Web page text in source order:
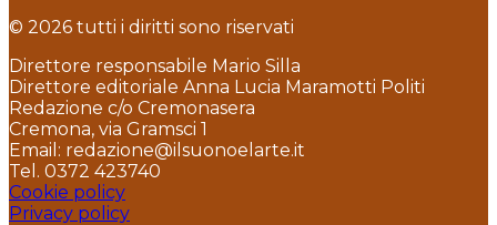
© 2026 tutti i diritti sono riservati
Direttore responsabile Mario Silla
Direttore editoriale Anna Lucia Maramotti Politi
Redazione c/o Cremonasera
Cremona, via Gramsci 1
Email: redazione@ilsuonoelarte.it
Tel. 0372 423740
Cookie policy
Privacy policy